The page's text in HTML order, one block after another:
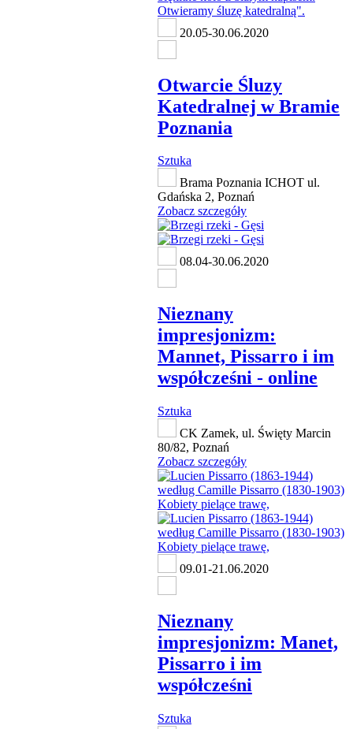
20.05-30.06.2020
Otwarcie Śluzy
Katedralnej w Bramie
Poznania
Sztuka
Brama Poznania ICHOT ul.
Gdańska 2, Poznań
Zobacz szczegóły
08.04-30.06.2020
Nieznany
impresjonizm:
Mannet, Pissarro i im
współcześni - online
Sztuka
CK Zamek, ul. Święty Marcin
80/82, Poznań
Zobacz szczegóły
09.01-21.06.2020
Nieznany
impresjonizm: Manet,
Pissarro i im
współcześni
Sztuka